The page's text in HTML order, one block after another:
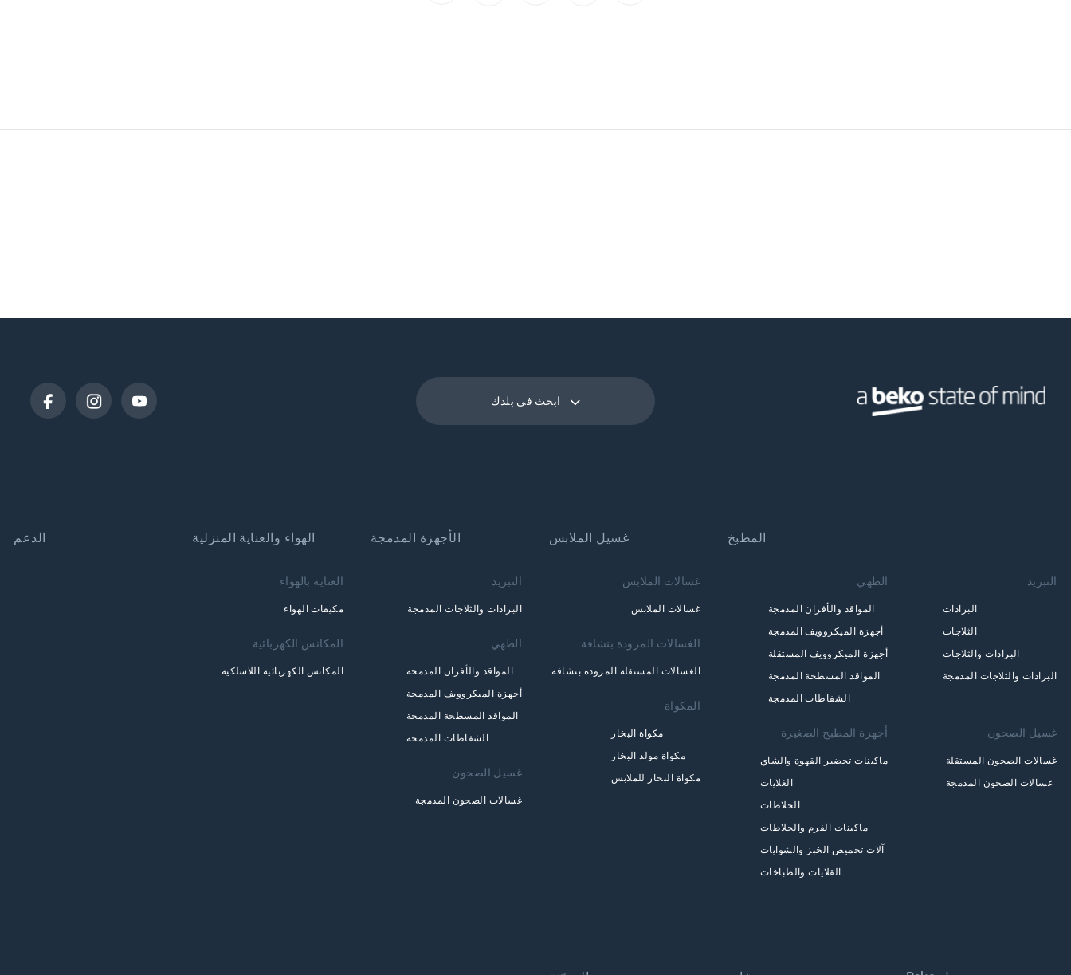
ابحث في بلدك
المطبخ
التبريد
البرادات
الثلاجات
البرادات والثلاجات
البرادات والثلاجات المدمجة
الطهي
المواقد والأفران المدمجة
أجهزة الميكروويف المدمجة
أجهزة الميكروويف المستقلة
المواقد المسطحة المدمجة
الشفاطات المدمجة
غسيل الصحون
غسالات الصحون المستقلة
غسالات الصحون المدمجة
أجهزة المطبخ الصغيرة
ماكينات تحضير القهوة والشاي
الغلايات
الخلاطات
ماكينات الفرم والخلاطات
آلات تحميص الخبز والشوايات
القلايات والطباخات
غسيل الملابس
غسالات الملابس
غسالات الملابس
الغسالات المزودة بنشافة
الغسالات المستقلة المزودة بنشافة
المكواة
مكواة البخار
مكواة مولد البخار
مكواة البخار للملابس
الأجهزة المدمجة
التبريد
البرادات والثلاجات المدمجة
الطهي
المواقد والأفران المدمجة
أجهزة الميكروويف المدمجة
المواقد المسطحة المدمجة
الشفاطات المدمجة
غسيل الصحون
غسالات الصحون المدمجة
الهواء والعناية المنزلية
العناية بالهواء
مكيفات الهواء
المكانس الكهربائية
المكانس الكهربائية اللاسلكية
الدعم